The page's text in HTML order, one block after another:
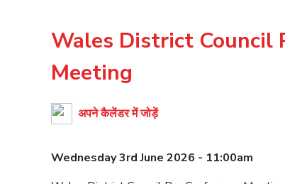
Wales District Council
Meeting
अपने कैलेंडर में जोड़ें
Wednesday 3rd June 2026 - 11:00am